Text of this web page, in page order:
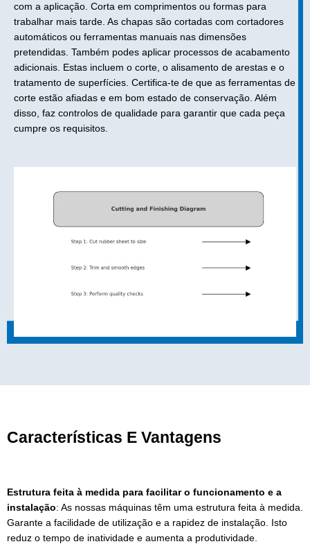
com a aplicação. Corta em comprimentos ou formas para
trabalhar mais tarde. As chapas são cortadas com cortadores
automáticos ou ferramentas manuais nas dimensões
pretendidas. Também podes aplicar processos de acabamento
adicionais. Estas incluem o corte, o alisamento de arestas e o
tratamento de superfícies. Certifica-te de que as ferramentas de
corte estão afiadas e em bom estado de conservação. Além
disso, faz controlos de qualidade para garantir que cada peça
cumpre os requisitos.
Características E Vantagens
Estrutura feita à medida para facilitar o funcionamento e a
instalação: As nossas máquinas têm uma estrutura feita à medida.
Garante a facilidade de utilização e a rapidez de instalação. Isto
reduz o tempo de inatividade e aumenta a produtividade.